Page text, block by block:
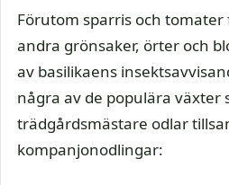
Förutom sparris och
andra grönsaker, örter och
av basilikaens
några av de populära växter
trädgårdsmästare odlar
kompanjonodlingar: